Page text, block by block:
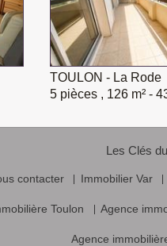
TOULON - La Rode
5 pièces , 126 m² -
Les Clés
contacter Immobilier Var
Toulon Agence
Agence